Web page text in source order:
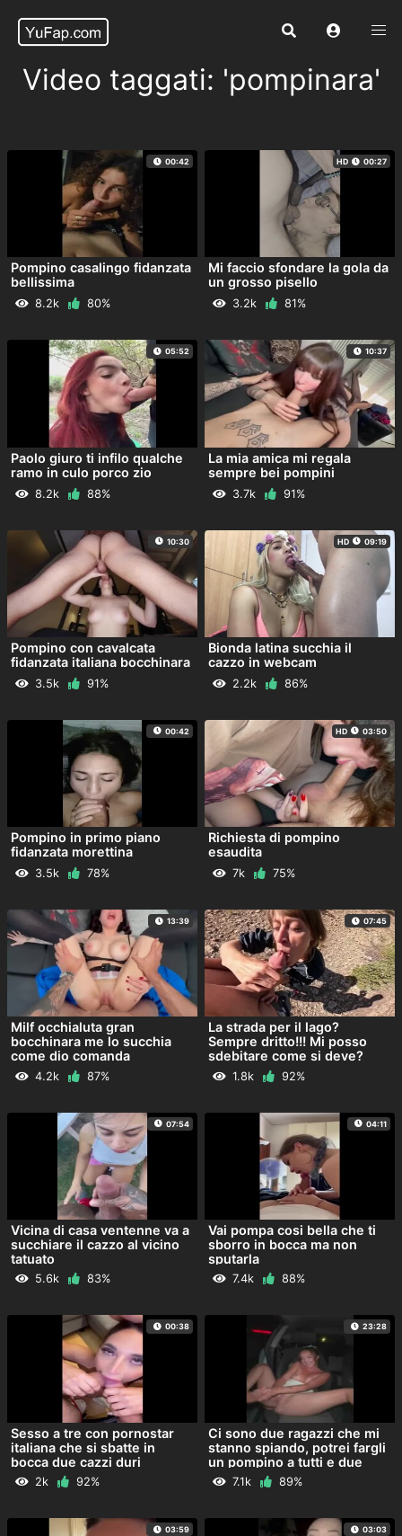
Video taggati: 'pompinara'
00:42
Pompino casalingo fidanzata
bellissima
8.2k 80%
HD 00:27
Mi faccio sfondare la gola da
un grosso pisello
3.2k 81%
05:52
Paolo giuro ti infilo qualche
ramo in culo porco zio
8.2k 88%
10:37
La mia amica mi regala
sempre bei pompini
3.7k 91%
10:30
Pompino con cavalcata
fidanzata italiana bocchinara
3.5k 91%
HD 09:19
Bionda latina succhia il
cazzo in webcam
2.2k 86%
00:42
Pompino in primo piano
fidanzata morettina
3.5k 78%
HD 03:50
Richiesta di pompino
esaudita
7k 75%
13:39
Milf occhialuta gran
bocchinara me lo succhia
come dio comanda
4.2k 87%
07:45
La strada per il lago?
Sempre dritto!!! Mi posso
sdebitare come si deve?
1.8k 92%
07:54
Vicina di casa ventenne va a
succhiare il cazzo al vicino
tatuato
5.6k 83%
04:11
Vai pompa cosi bella che ti
sborro in bocca ma non
sputarla
7.4k 88%
00:38
Sesso a tre con pornostar
italiana che si sbatte in
bocca due cazzi duri
2k 92%
23:28
Ci sono due ragazzi che mi
stanno spiando, potrei fargli
un pompino a tutti e due
7.1k 89%
03:59 03:03